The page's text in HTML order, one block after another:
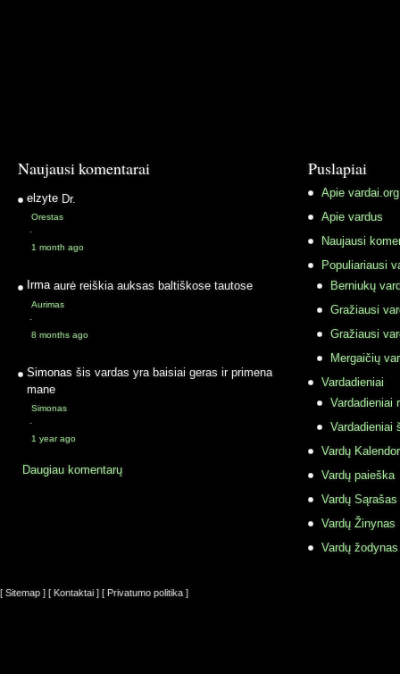
Naujausi komentarai
elzyte Dr.
Orestas
·
1 month ago
Irma aurė reiškia auksas baltiškose tautose
Aurimas
·
8 months ago
Simonas šis vardas yra baisiai geras ir primena
mane
Simonas
·
1 year ago
Daugiau komentarų
Puslapiai
Apie vardai.org
Apie vardus
Naujausi
Populiariausi
Berniukų
Gražiausi
Gražiausi
Mergaičių
Vardadieniai
Vardadieniai
Vardadieniai
Vardų
Vardų paieška
Vardų Sąrašas
Vardų Žinynas
Vardų
[ Sitemap ] [ Kontaktai ] [ Privatumo politika ]